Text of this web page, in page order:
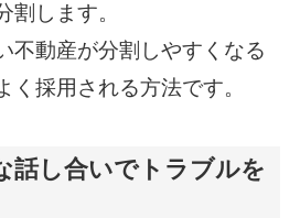
割します。
不動産が分割しやすくなる
く採用される方法です。
話し合いでトラブルを